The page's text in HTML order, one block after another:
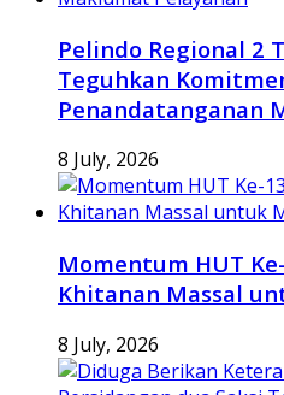
Pelindo Regional 2
Teguhkan
Penandatanganan
8 July, 2026
Momentum HUT
Khitanan Massal
8 July, 2026